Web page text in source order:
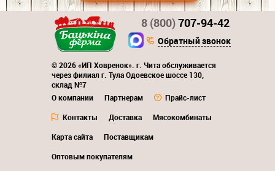
© 2026 «ИП Ховренок». г. Чита обслуживается
через филиал г. Тула Одоевское шоссе 130,
склад №7
О компании
Партнерам
Прайс-лист
Контакты
Доставка
Мясокомбинаты
Карта сайта
Поставщикам
Оптовым покупателям
8 (800)707-94-42
Обратный звонок